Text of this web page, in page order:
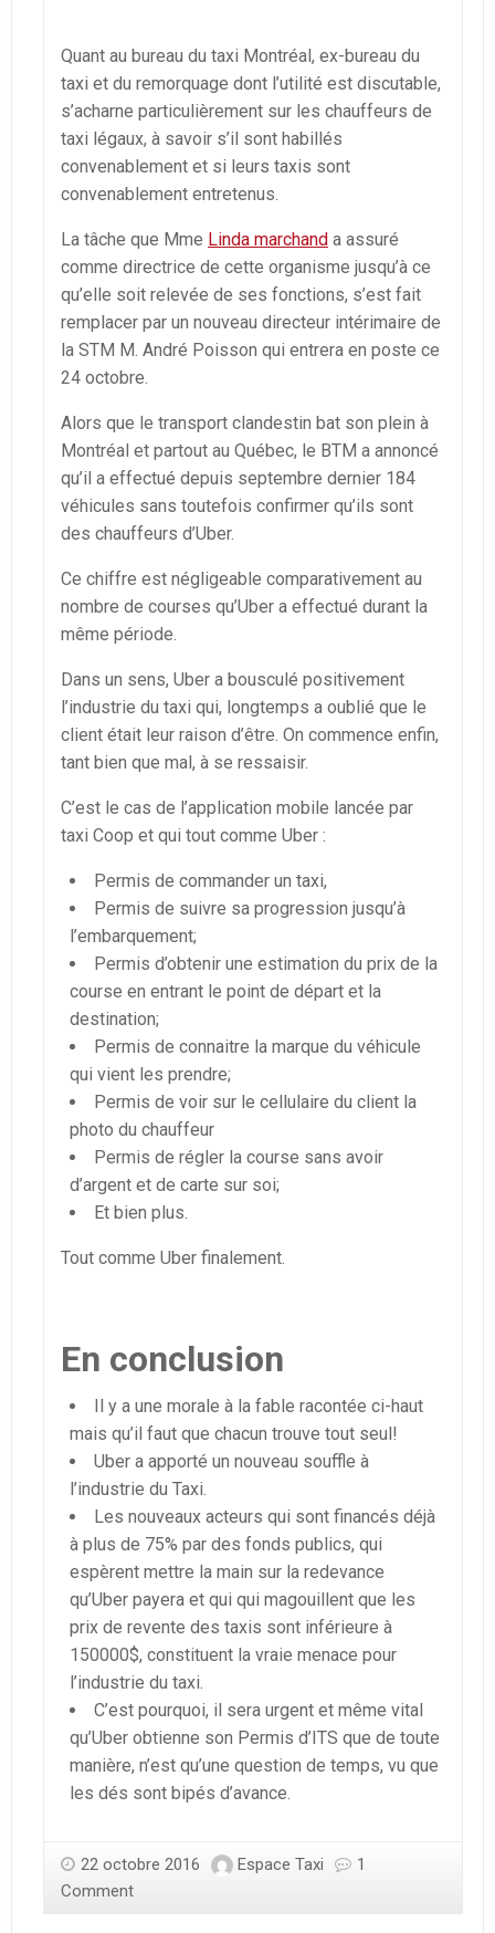
Quant au bureau du taxi Montréal, ex-bureau du
taxi et du remorquage dont l’utilité est discutable,
s’acharne particulièrement sur les chauffeurs de
taxi légaux, à savoir s’il sont habillés
convenablement et si leurs taxis sont
convenablement entretenus.
La tâche que Mme Linda marchand a assuré
comme directrice de cette organisme jusqu’à ce
qu’elle soit relevée de ses fonctions, s’est fait
remplacer par un nouveau directeur intérimaire de
la STM M. André Poisson qui entrera en poste ce
24 octobre.
Alors que le transport clandestin bat son plein à
Montréal et partout au Québec, le BTM a annoncé
qu’il a effectué depuis septembre dernier 184
véhicules sans toutefois confirmer qu’ils sont
des chauffeurs d’Uber.
Ce chiffre est négligeable comparativement au
nombre de courses qu’Uber a effectué durant la
même période.
Dans un sens, Uber a bousculé positivement
l’industrie du taxi qui, longtemps a oublié que le
client était leur raison d’être. On commence enfin,
tant bien que mal, à se ressaisir.
C’est le cas de l’application mobile lancée par
taxi Coop et qui tout comme Uber :
Permis de commander un taxi,
Permis de suivre sa progression jusqu’à
l’embarquement;
Permis d’obtenir une estimation du prix de la
course en entrant le point de départ et la
destination;
Permis de connaitre la marque du véhicule
qui vient les prendre;
Permis de voir sur le cellulaire du client la
photo du chauffeur
Permis de régler la course sans avoir
d’argent et de carte sur soi;
Et bien plus.
Tout comme Uber finalement.
En conclusion
Il y a une morale à la fable racontée ci-haut
mais qu’il faut que chacun trouve tout seul!
Uber a apporté un nouveau souffle à
l’industrie du Taxi.
Les nouveaux acteurs qui sont financés déjà
à plus de 75% par des fonds publics, qui
espèrent mettre la main sur la redevance
qu’Uber payera et qui qui magouillent que les
prix de revente des taxis sont inférieure à
150000$, constituent la vraie menace pour
l’industrie du taxi.
C’est pourquoi, il sera urgent et même vital
qu’Uber obtienne son Permis d’ITS que de toute
manière, n’est qu’une question de temps, vu que
les dés sont bipés d’avance.
22 octobre 2016 Espace Taxi
1
Comment